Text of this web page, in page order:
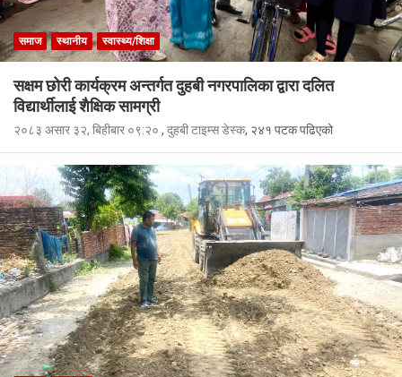
समाज स्थानीय स्वास्थ्य/शिक्षा
सक्षम छोरी कार्यक्रम अन्तर्गत दुहबी नगरपालिका द्वारा दलित
विद्यार्थीलाई शैक्षिक सामग्री
२०८३ असार ३२, बिहीबार ०९:२० , दुहबी टाइम्स डेस्क, २४१ पटक पढिएको